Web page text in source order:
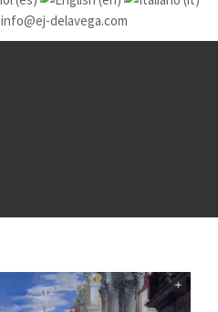
info@ej-delavega.com